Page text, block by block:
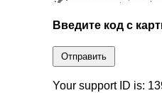
Введите код с
Отправить
Your support ID is: